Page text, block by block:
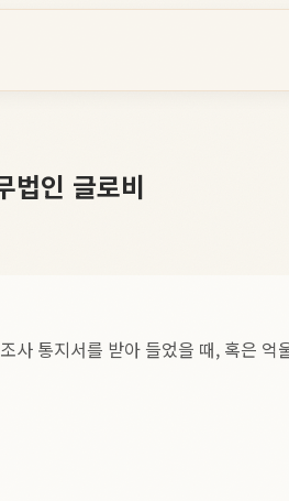
법인 글로비
통지서를 받아 들었을 때, 혹은 억